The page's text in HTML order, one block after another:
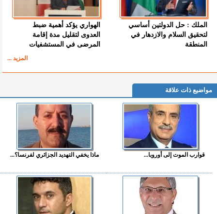
الملك : حل الدولتين أساسي
لتحقيق السلام والازدهار في
المنطقة
الهواري يؤكد أهمية ضبط
العدوى لتقليل مدة إقامة
المرضى في المستشفيات
المزيد ...
مواضيع ذات علاقة
قوارب الموت إلى أوروبا... ماذا يخفي التهديد الجزائري لفرنسا؟...